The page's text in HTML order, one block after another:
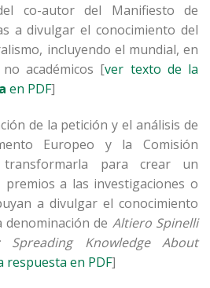
co-autor del Manifiesto de
a divulgar el conocimiento del
incluyendo el mundial, en
académicos [ver texto de la
en PDF]
de la petición y el análisis de
Europeo y la Comisión
transformarla para crear un
a las investigaciones o
a divulgar el conocimiento
de Altiero Spinelli
Knowledge About
respuesta en PDF]